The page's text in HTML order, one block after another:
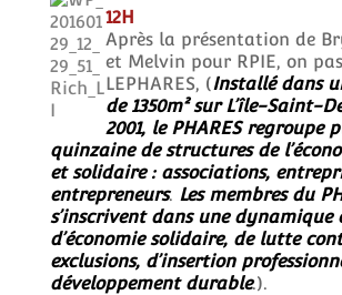
12H
Après la présentation de
et Melvin pour RPIE, on
LEPHARES, (Installé dans
de 1350m² sur L’île-Saint-
2001, le PHARES regroupe
quinzaine de structures de
et solidaire : associations,
entrepreneurs. Les membres du
s’inscrivent dans une dynamique
d’économie solidaire, de lutte
exclusions, d’insertion
développement durable.).